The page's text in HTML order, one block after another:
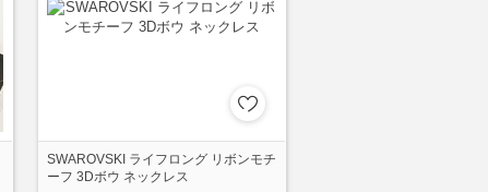
SWAROVSKI ライフロング リボンモチ
ーフ 3Dボウ ネックレス